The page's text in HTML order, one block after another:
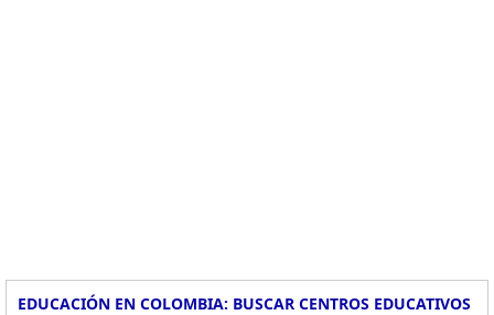
EDUCACIÓN EN COLOMBIA: BUSCAR CENTROS EDUCATIVOS